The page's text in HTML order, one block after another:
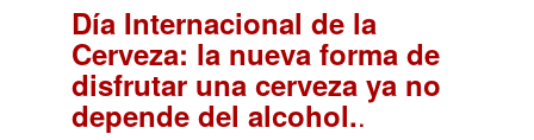
Día Internacional de la
Cerveza: la nueva forma de
disfrutar una cerveza ya no
depende del alcohol..